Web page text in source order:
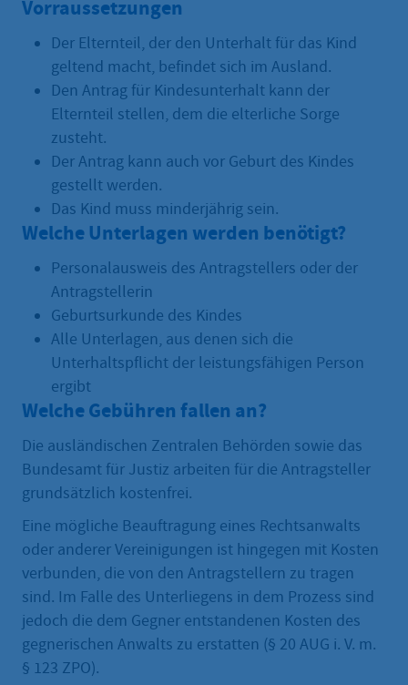
Vorraussetzungen
Der Elternteil, der den Unterhalt für das Kind
geltend macht, befindet sich im Ausland.
Den Antrag für Kindesunterhalt kann der
Elternteil stellen, dem die elterliche Sorge
zusteht.
Der Antrag kann auch vor Geburt des Kindes
gestellt werden.
Das Kind muss minderjährig sein.
Welche Unterlagen werden benötigt?
Personalausweis des Antragstellers oder der
Antragstellerin
Geburtsurkunde des Kindes
Alle Unterlagen, aus denen sich die
Unterhaltspflicht der leistungsfähigen Person
ergibt
Welche Gebühren fallen an?
Die ausländischen Zentralen Behörden sowie das
Bundesamt für Justiz arbeiten für die Antragsteller
grundsätzlich kostenfrei.
Eine mögliche Beauftragung eines Rechtsanwalts
oder anderer Vereinigungen ist hingegen mit Kosten
verbunden, die von den Antragstellern zu tragen
sind. Im Falle des Unterliegens in dem Prozess sind
jedoch die dem Gegner entstandenen Kosten des
gegnerischen Anwalts zu erstatten (§ 20 AUG i. V. m.
§ 123 ZPO).